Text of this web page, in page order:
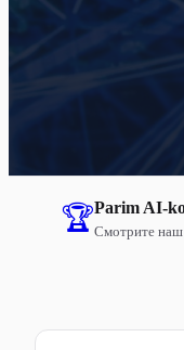
🏆Parim AI-
Смотрите наш